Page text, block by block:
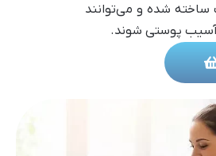
ساخته شده و می‌توانند
پوستی شوند.